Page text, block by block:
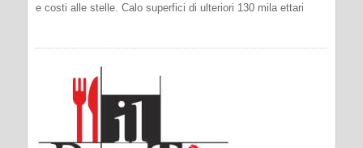
e costi alle stelle. Calo superfici di ulteriori 130 mila ettari